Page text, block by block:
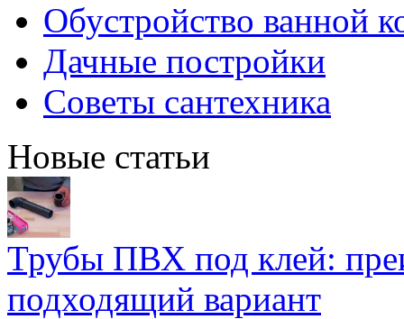
Обустройство ванной
Дачные постройки
Советы сантехника
Новые статьи
Трубы ПВХ под клей:
подходящий вариант